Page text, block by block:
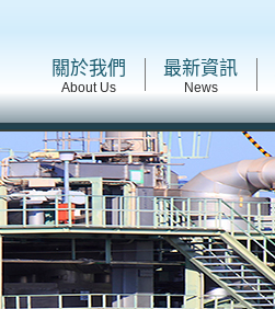
關於我們
About Us
最新資訊
News